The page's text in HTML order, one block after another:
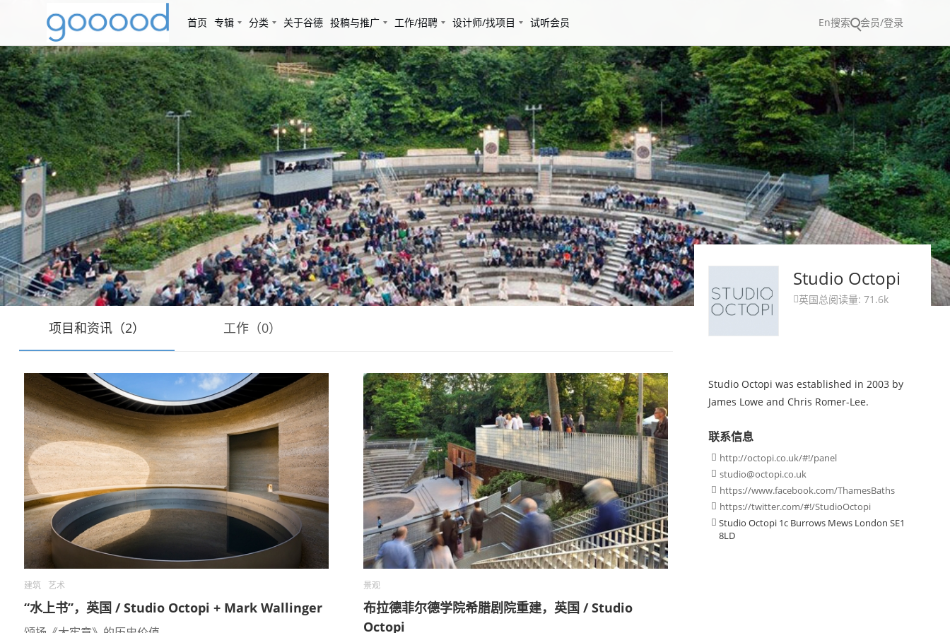
首页 专辑 分类 关于谷德 投稿与推广 工作/招聘 设计师/找项目 试听会员 En搜索 会员/登录
项目和资讯（2） 工作（0）
建筑 艺术
“水上书”，英国 / Studio Octopi + Mark Wallinger
景观
布拉德菲尔德学院希腊剧院重建，英国 / Studio
Octopi
Studio Octopi
 英国总阅读量: 71.6k
Studio Octopi was established in 2003 by
James Lowe and Chris Romer-Lee.
联系信息
 http://octopi.co.uk/#!/panel
 studio@octopi.co.uk
 https://www.facebook.com/ThamesBaths
 https://twitter.com/#!/StudioOctopi
 Studio Octopi 1c Burrows Mews London SE1
8LD